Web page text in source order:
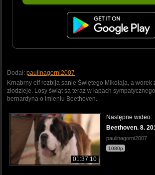
Dodał: paulinagorni2007
Krnąbrny elf rozbija sanie Świętego Mikołaja, a worek
złodzieje. Losy świąt są teraz w łapach
bernardyna o imieniu Beethoven.
01:37:10
Następne wideo:
Beethoven. 8.
paulinagorni2007
1080p